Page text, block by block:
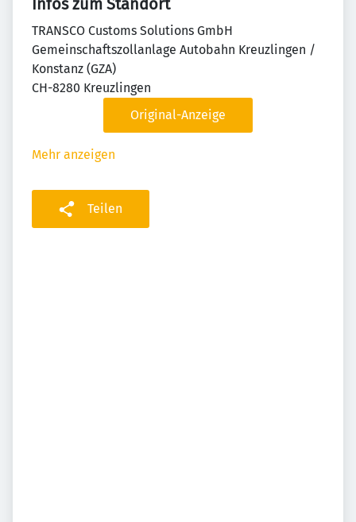
Infos zum Standort
TRANSCO Customs Solutions GmbH
Gemeinschaftszollanlage Autobahn Kreuzlingen /
Konstanz (GZA)
CH-8280 Kreuzlingen
Original-Anzeige
Mehr anzeigen
Teilen